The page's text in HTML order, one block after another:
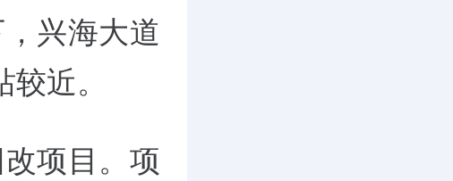
兴海大道
近。
项目。项